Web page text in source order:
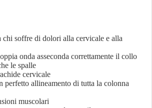
chi soffre di dolori alla cervicale e alla
onda asseconda correttamente il collo
le spalle
cervicale
perfetto allineamento di tutta la colonna
muscolari